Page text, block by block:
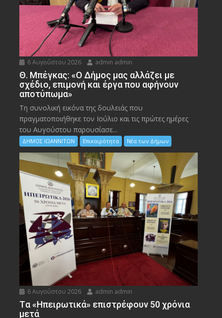
6 Αυγούστου 2026 admin admin
Θ. Μπέγκας: «Ο Δήμος μας αλλάζει με
σχέδιο, επιμονή και έργα που αφήνουν
αποτύπωμα»
Τη συνολική εικόνα της δουλειάς που
πραγματοποιήθηκε τον Ιούλιο και τις πρώτες ημέρες
του Αυγούστου παρουσίασε...
ΔΗΜΟΣ ΙΩΑΝΝΙΤΩΝ Επικαιρότητα Νέα των Δήμων
6 Αυγούστου 2026 admin admin
Tα «Ηπειρωτικά» επιστρέφουν 50 χρόνια
μετά